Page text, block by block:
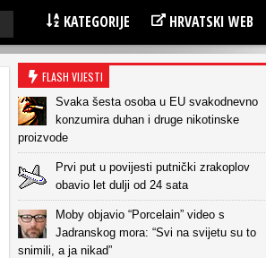
KATEGORIJE HRVATSKI WEB
FLASH VIJESTI
Svaka šesta osoba u EU svakodnevno
konzumira duhan i druge nikotinske
proizvode
Prvi put u povijesti putnički zrakoplov
obavio let dulji od 24 sata
Moby objavio “Porcelain” video s
Jadranskog mora: “Svi na svijetu su to
snimili, a ja nikad”